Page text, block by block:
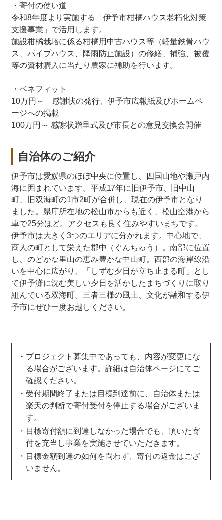
・寄付の使い道
令和8年度より実施する「伊予市柑橘ハウス老朽化対策
支援事業」で活用します。
施設柑橘栽培に係る柑橘用中古ハウス等（軽量鉄骨ハウ
ス、パイプハウス、降雨防止施設）の修繕、補強、被覆
等の資材購入に当たり農家に補助を行います。
・ベネフィット
10万円～ 感謝状の発行、伊予市広報紙及びホームペ
ージへの掲載
100万円～ 感謝状贈呈式及び市長との意見交換会開催
自治体のご紹介
伊予市は愛媛県のほぼ中央に位置し、四国山地や瀬戸内
海に囲まれています。平成17年に旧伊予市、旧中山
町、旧双海町の1市2町が合併し、現在の伊予市となり
ました。県庁所在地の松山市からも近く、松山空港から
車で25分ほど。アクセスも良く住みやすいまちです。
伊予市は大きく3つのエリアに分かれます。中心地で、
商人の町として栄えた郡中（ぐんちゅう）。南部に位置
し、のどかな里山の恵み豊かな中山町。西部の海岸線沿
いを中心に広がり、「しずむ夕日が立ち止まる町」とし
て伊予灘に沈む美しい夕日を活かしたまちづくりに取り
組んでいる双海町。三者三様の風土、文化が融和する伊
予市にぜひ一度お越しください。
プロジェクト募集中であっても、内容が変更にな
る場合がございます。詳細は自治体ページにてご
確認ください。
受付期間終了または目標到達前に、自治体または
楽天の判断で寄付受付を停止する場合がございま
す。
目標寄付額に到達しなかった場合でも、頂いた寄
付を充当し事業を実施させていただきます。
目標金額到達の如何を問わず、寄付の返金はござ
いません。